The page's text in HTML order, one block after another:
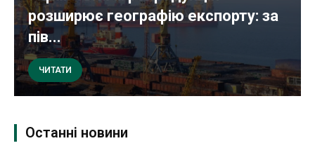
розширює географію експорту: за
пів...
ЧИТАТИ
Останні новини